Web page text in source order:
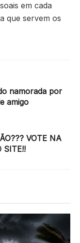
em cada
que servem os
namorada por
amigo
VOTE NA
SITE!!